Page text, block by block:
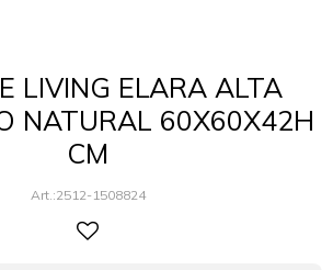
LIVING ELARA ALTA
NATURAL 60X60X42H
CM
2512-1508824